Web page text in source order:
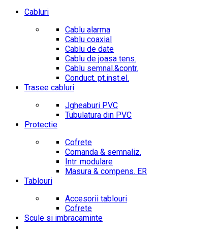
Cabluri
Cablu alarma
Cablu coaxial
Cablu de date
Cablu de joasa tens.
Cablu semnal.&contr.
Conduct. pt.inst.el.
Trasee cabluri
Jgheaburi PVC
Tubulatura din PVC
Protectie
Cofrete
Comanda & semnaliz.
Intr. modulare
Masura & compens. ER
Tablouri
Accesorii tablouri
Cofrete
Scule si imbracaminte